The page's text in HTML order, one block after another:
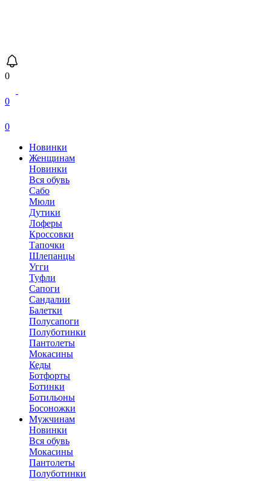
0
0
0
Новинки
Женщинам
Новинки
Вся обувь
Сабо
Мюли
Дутики
Лоферы
Кроссовки
Тапочки
Шлепанцы
Угги
Туфли
Сапоги
Сандалии
Балетки
Полусапоги
Полуботинки
Пантолеты
Мокасины
Кеды
Ботфорты
Ботинки
Ботильоны
Босоножки
Мужчинам
Новинки
Вся обувь
Мокасины
Пантолеты
Полуботинки